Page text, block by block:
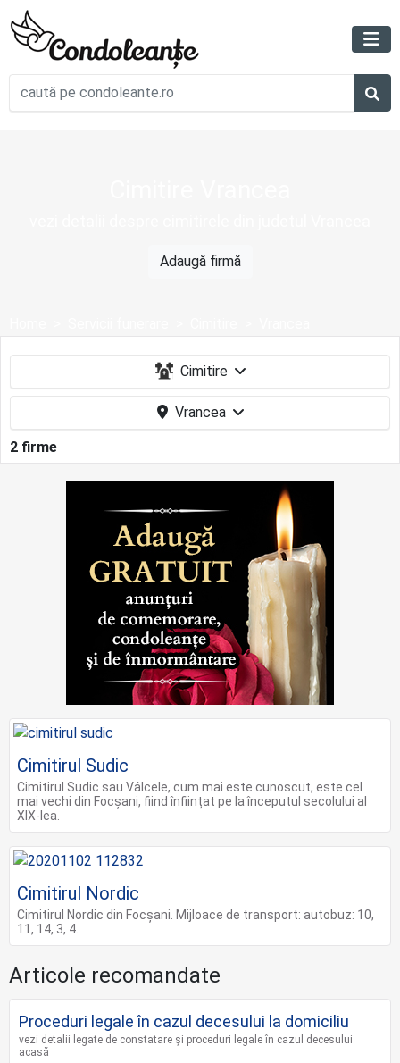
Adaugă firmă
2 firme
Cimitirul Sudic
Cimitirul Sudic sau Vâlcele, cum mai este cunoscut, este cel
mai vechi din Focșani, fiind înființat pe la începutul secolului al
XIX-lea.
Cimitirul Nordic
Cimitirul Nordic din Focșani. Mijloace de transport: autobuz: 10,
11, 14, 3, 4.
Articole recomandate
Proceduri legale în cazul decesului la domiciliu
vezi detalii legate de constatare și proceduri legale în cazul decesului
acasă